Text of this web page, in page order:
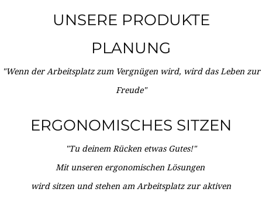
UNSERE PRODUKTE
PLANUNG
"Wenn der Arbeitsplatz zum Vergnügen wird, wird das Leben zur
Freude"
ERGONOMISCHES SITZEN
"Tu deinem Rücken etwas Gutes!"
Mit unseren ergonomischen Lösungen
wird sitzen und stehen am Arbeitsplatz zur aktiven